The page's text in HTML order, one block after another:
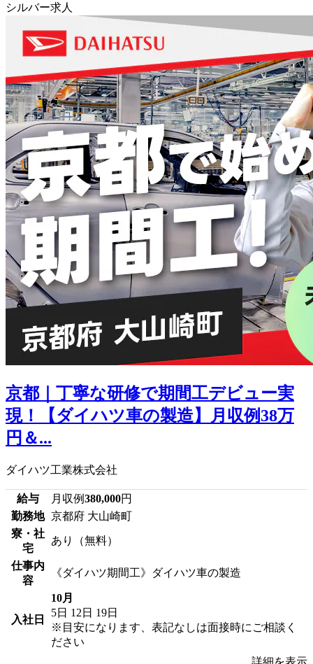
シルバー求人
京都｜丁寧な研修で期間工デビュー実
現！【ダイハツ車の製造】月収例38万
円＆...
ダイハツ工業株式会社
給与 月収例380,000円
勤務地 京都府 大山崎町
寮・社
宅
あり（無料）
仕事内
容
《ダイハツ期間工》ダイハツ車の製造
入社日
10月
5日 12日 19日
※目安になります、表記なしは面接時にご相談く
ださい
詳細を表示